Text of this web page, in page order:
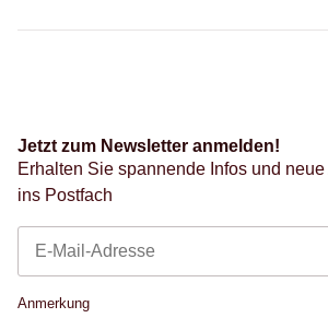
Jetzt zum Newsletter anmelden!
Erhalten Sie spannende Infos und
ins Postfach
Anmerkung